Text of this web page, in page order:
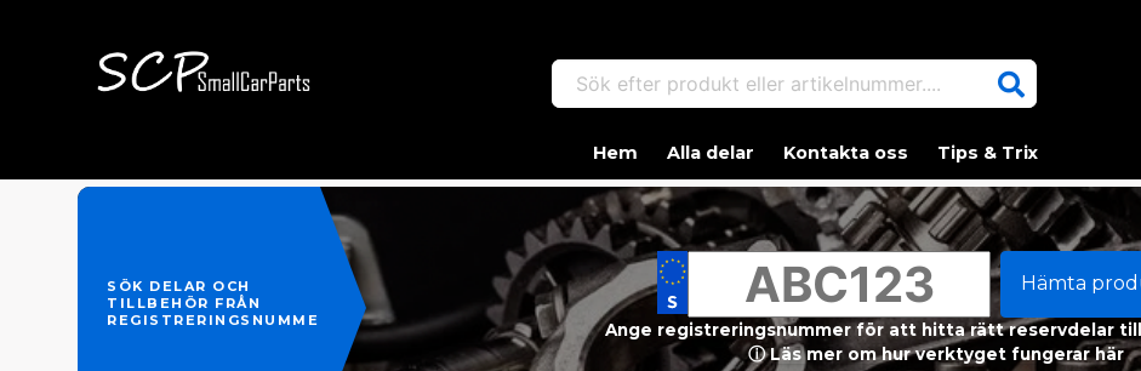
Sök efter produkt eller artikelnummer....
Hem Alla delar Kontakta oss Tips & Trix
SÖK DELAR OCH
TILLBEHÖR FRÅN
REGISTRERINGSNUMMER
Hämta
Ange registreringsnummer för att hitta rätt reservdelar
ⓘ Läs mer om hur verktyget fungerar här